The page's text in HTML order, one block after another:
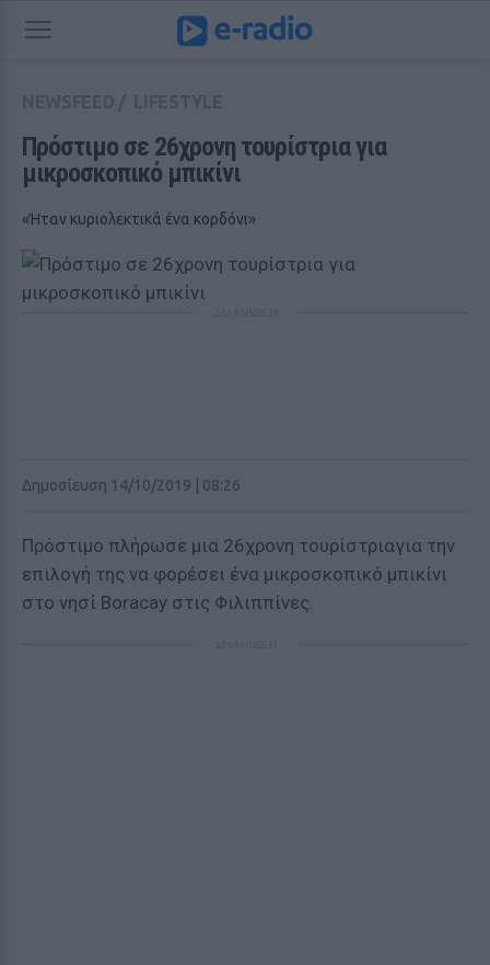
Πρόστιμο σε 26χρονη τουρίστρια για
μικροσκοπικό μπικίνι
«Ήταν κυριολεκτικά ένα κορδόνι»
Δημοσίευση 14/10/2019 | 08:26
Πρόστιμο πλήρωσε μια 26χρονη τουρίστριαγια την
επιλογή της να φορέσει ένα μικροσκοπικό μπικίνι
στο νησί Boracay στις Φιλιππίνες.